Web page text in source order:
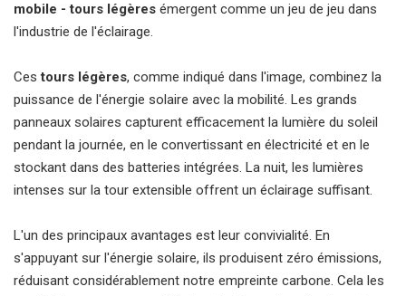
mobile - tours légères émergent comme un jeu de jeu dans
l'industrie de l'éclairage.
Cestours légères, comme indiqué dans l'image, combinez la
puissance de l'énergie solaire avec la mobilité. Les grands
panneaux solaires capturent efficacement la lumière du soleil
pendant la journée, en le convertissant en électricité et en le
stockant dans des batteries intégrées. La nuit, les lumières
intenses sur la tour extensible offrent un éclairage suffisant.
L'un des principaux avantages est leur convivialité. En
s'appuyant sur l'énergie solaire, ils produisent zéro émissions,
réduisant considérablement notre empreinte carbone. Cela les